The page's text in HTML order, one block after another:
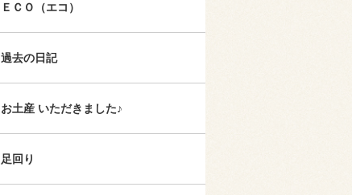
ＥＣＯ（エコ）
過去の日記
お土産 いただきました♪
足回り